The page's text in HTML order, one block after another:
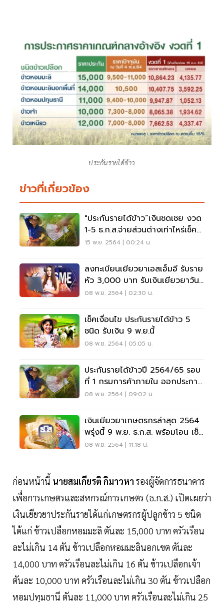
ประกันรายได้ข้าว
ข่าวที่เกี่ยวข้อง
"ประกันรายได้ข้าว”เงินชดเชย งวด
1-5 ธ.ก.ส.จ่ายส่วนต่างเท่าไหร่เช็คที่
นี่
15 พ.ย. 2564 | 00:24 น.
ลงทะเบียนเยียวยาเอสเอ็มอี รับราย
หัว 3,000 บาท รับเงินเยียวยาวัน
ไหน เช็คเลย
08 พ.ย. 2564 | 02:30 น.
เช็คเงื่อนไข ประกันรายได้ข้าว 5
ชนิด รับเงิน 9 พ.ย.นี้
08 พ.ย. 2564 | 05:05 น.
ประกันรายได้ข้าวปี 2564/65 รอบ
ที่ 1 กรมการค้าภายใน ออกประกาศ
เป็นทางการแล้ว
08 พ.ย. 2564 | 09:02 น.
เงินเยียวยาเกษตรกรล่าสุด 2564
พรุ่งนี้ 9 พ.ย. ธ.ก.ส. พร้อมโอน เช็ค
ที่นี่
08 พ.ย. 2564 | 11:18 น.
ก่อนหน้านี้ นายสมเกียรติ กิมาวหา รองผู้จัดการธนาคาร
เพื่อการเกษตรและสหกรณ์การเกษตร (ธ.ก.ส.) เปิดเผยว่า
เงินเยียวยาประกันรายได้แก่เกษตรกรผู้ปลูกข้าว 5 ชนิด
ได้แก่ ข้าวเปลือกหอมมะลิ ตันละ 15,000 บาท ครัวเรือน
ละไม่เกิน 14 ตัน ข้าวเปลือกหอมมะลินอกเขต ตันละ
14,000 บาท ครัวเรือนละไม่เกิน 16 ตัน ข้าวเปลือกเจ้า
ตันละ 10,000 บาท ครัวเรือนละไม่เกิน 30 ตัน ข้าวเปลือก
หอมปทุมธานี ตันละ 11,000 บาท ครัวเรือนละไม่เกิน 25